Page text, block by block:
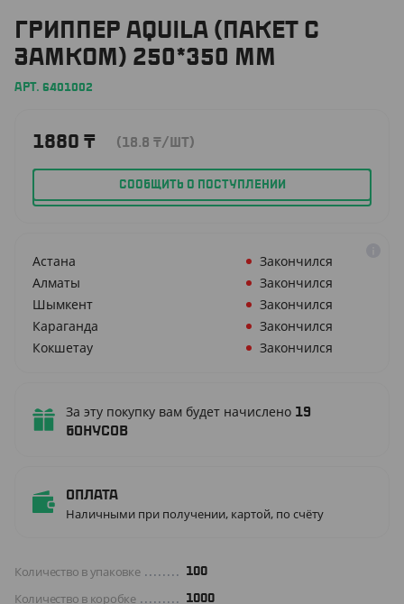
ГРИППЕР AQUILA (ПАКЕТ С
ЗАМКОМ) 250*350 ММ
АРТ. 6401002
1880 ₸ (18.8 ₸/ШТ)
СООБЩИТЬ О ПОСТУПЛЕНИИ
Астана
Закончился
Алматы
Закончился
Шымкент
Закончился
Караганда
Закончился
Кокшетау
Закончился
За эту покупку вам будет начислено 19
бонусов
Оплата
Наличными при получении, картой, по счёту
Количество в упаковке 100
Количество в коробке 1000